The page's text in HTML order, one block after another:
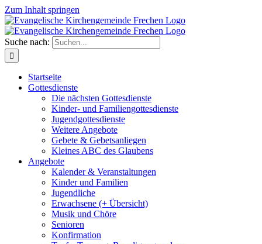
Zum Inhalt springen
Suche nach:
Startseite
Gottesdienste
Die nächsten Gottesdienste
Kinder- und Familiengottesdienste
Jugendgottesdienste
Weitere Angebote
Gebete & Gebetsanliegen
Kleines ABC des Glaubens
Angebote
Kalender & Veranstaltungen
Kinder und Familien
Jugendliche
Erwachsene (+ Übersicht)
Musik und Chöre
Senioren
Konfirmation